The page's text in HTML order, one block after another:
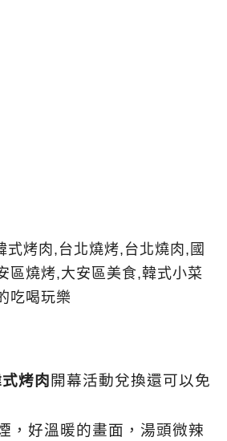
烤肉 開幕活動兌換還可以免
，好溫暖的畫面，湯頭微辣